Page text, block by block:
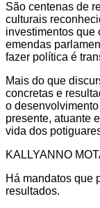
São centenas de
culturais
investimentos que
emendas
fazer política é
Mais do que
concretas e
o
presente, atuante
vida dos
KALLYANNO
Há mandatos que
resultados.